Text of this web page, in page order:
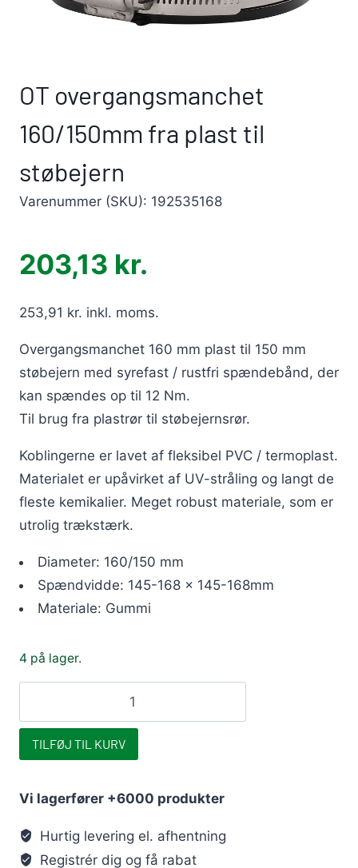
OT overgangsmanchet
160/150mm fra plast til
støbejern
Varenummer (SKU): 192535168
203,13 kr.
253,91 kr. inkl. moms.
Overgangsmanchet 160 mm plast til 150 mm
støbejern med syrefast / rustfri spændebånd, der
kan spændes op til 12 Nm.
Til brug fra plastrør til støbejernsrør.
Koblingerne er lavet af fleksibel PVC / termoplast.
Materialet er upåvirket af UV-stråling og langt de
fleste kemikalier. Meget robust materiale, som er
utrolig trækstærk.
Diameter: 160/150 mm
Spændvidde: 145-168 x 145-168mm
Materiale: Gummi
4 på lager.
160/150mm
fra
til
støbejern
antal
TILFØJ TIL KURV
Vi lagerfører +6000 produkter
Hurtig levering el. afhentning
Registrér dig og få rabat